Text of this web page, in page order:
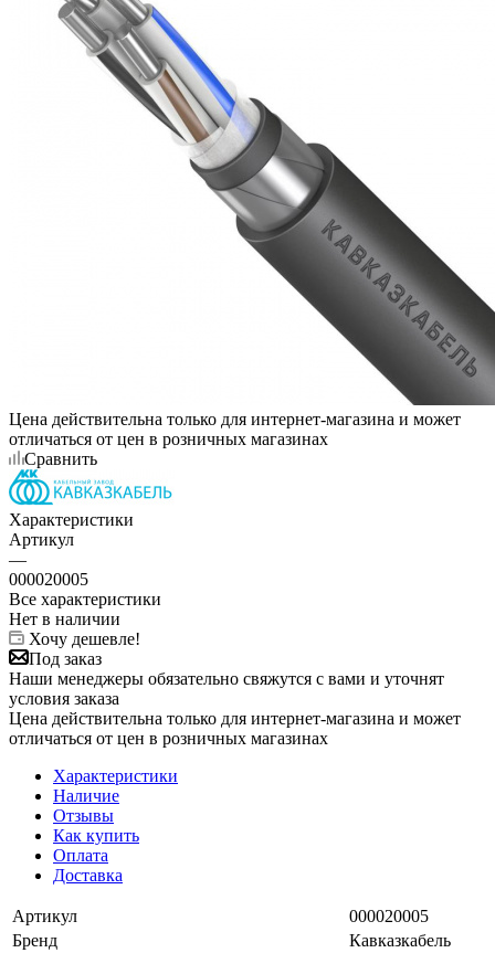
Цена действительна только для интернет-магазина и может
отличаться от цен в розничных магазинах
Сравнить
Характеристики
Артикул
—
000020005
Все характеристики
Нет в наличии
Хочу дешевле!
Под заказ
Наши менеджеры обязательно свяжутся с вами и уточнят
условия заказа
Цена действительна только для интернет-магазина и может
отличаться от цен в розничных магазинах
Характеристики
Наличие
Отзывы
Как купить
Оплата
Доставка
Артикул
000020005
Бренд
Кавказкабель